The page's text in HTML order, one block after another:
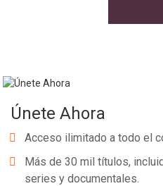
Únete Ahora
Acceso ilimitado a todo el
Más de 30 mil títulos,
series y documentales.